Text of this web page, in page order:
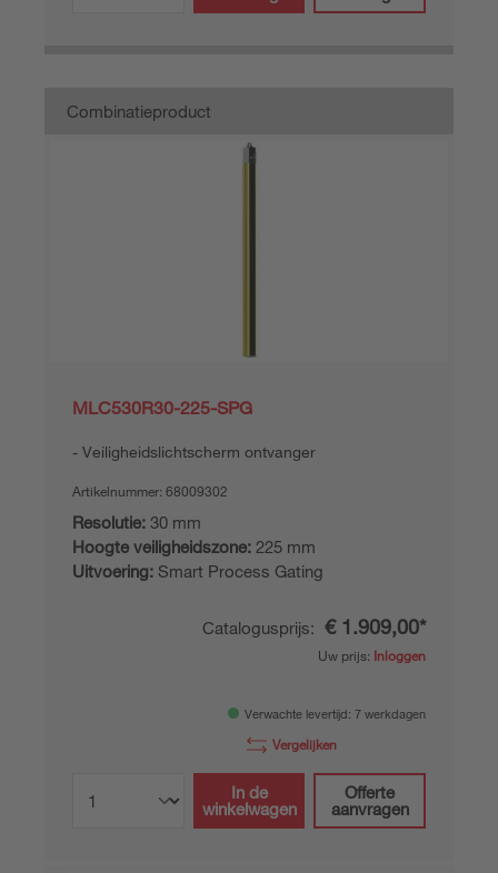
Combinatieproduct
MLC530R30-225-SPG
Veiligheidslichtscherm ontvanger
Artikelnummer: 68009302
Resolutie: 30 mm
Hoogte veiligheidszone: 225 mm
Uitvoering: Smart Process Gating
Catalogusprijs: € 1.909,00*
Uw prijs: Inloggen
Verwachte levertijd: 7 werkdagen
Vergelijken
In de
winkelwagen
Offerte
aanvragen